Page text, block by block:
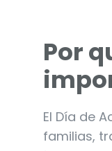
Por
El Día de
familias,